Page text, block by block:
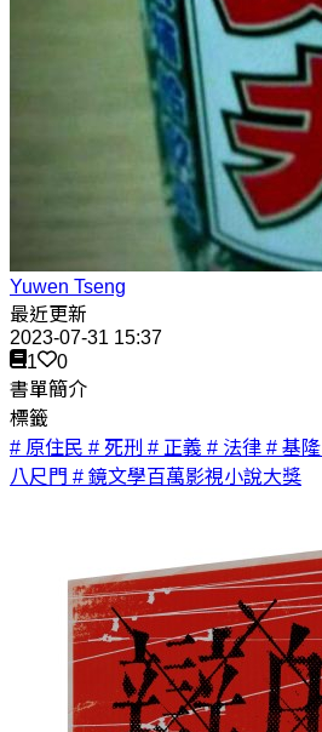
Yuwen Tseng
最近更新
2023-07-31 15:37
1
0
書單簡介
標籤
# 原住民 # 死刑 # 正義 # 法律 # 基隆
八尺門 # 鏡文學百萬影視小說大獎